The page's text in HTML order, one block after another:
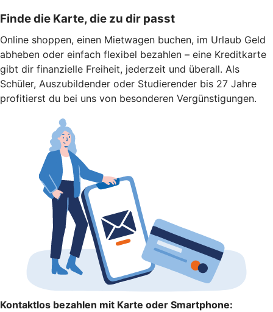
Finde die Karte, die zu dir passt
Online shoppen, einen Mietwagen buchen, im Urlaub Geld
abheben oder einfach flexibel bezahlen – eine Kreditkarte
gibt dir finanzielle Freiheit, jederzeit und überall. Als
Schüler, Auszubildender oder Studierender bis 27 Jahre
profitierst du bei uns von besonderen Vergünstigungen.
Kontaktlos bezahlen mit Karte oder Smartphone: